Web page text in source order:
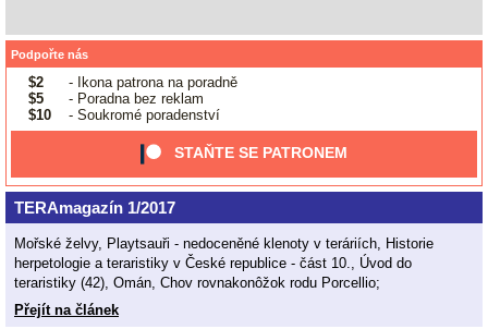
Podpořte nás
$2
- Ikona patrona na poradně
$5
- Poradna bez reklam
$10
- Soukromé poradenství
STAŇTE SE PATRONEM
TERAmagazín 1/2017
Mořské želvy, Playtsauři - nedoceněné klenoty v teráriích, Historie
herpetologie a teraristiky v České republice - část 10., Úvod do
teraristiky (42), Omán, Chov rovnakonôžok rodu Porcellio;
Přejít na článek